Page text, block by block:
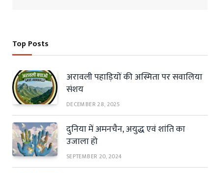
Top Posts
अरावली पहाड़ियों की अस्मिता पर सवालिया
संशय
DECEMBER 28, 2025
दुनिया में अमनचैन, अयुद्ध एवं शांति का
उजाला हो
SEPTEMBER 20, 2024